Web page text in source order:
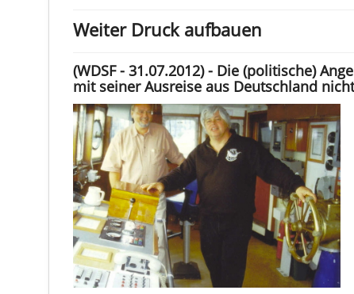
Weiter Druck aufbauen
(WDSF - 31.07.2012) - Die (politische)
mit seiner Ausreise aus Deutschland